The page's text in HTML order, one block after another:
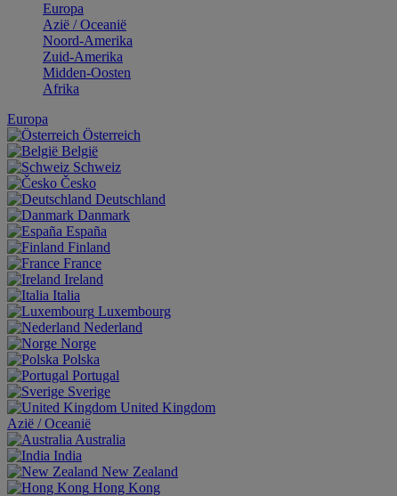
Europa
Aziё / Oceaniё
Noord-Amerika
Zuid-Amerika
Midden-Oosten
Afrika
Europa
Österreich
België
Schweiz
Česko
Deutschland
Danmark
España
Finland
France
Ireland
Italia
Luxembourg
Nederland
Norge
Polska
Portugal
Sverige
United Kingdom
Aziё / Oceaniё
Australia
India
New Zealand
Hong Kong